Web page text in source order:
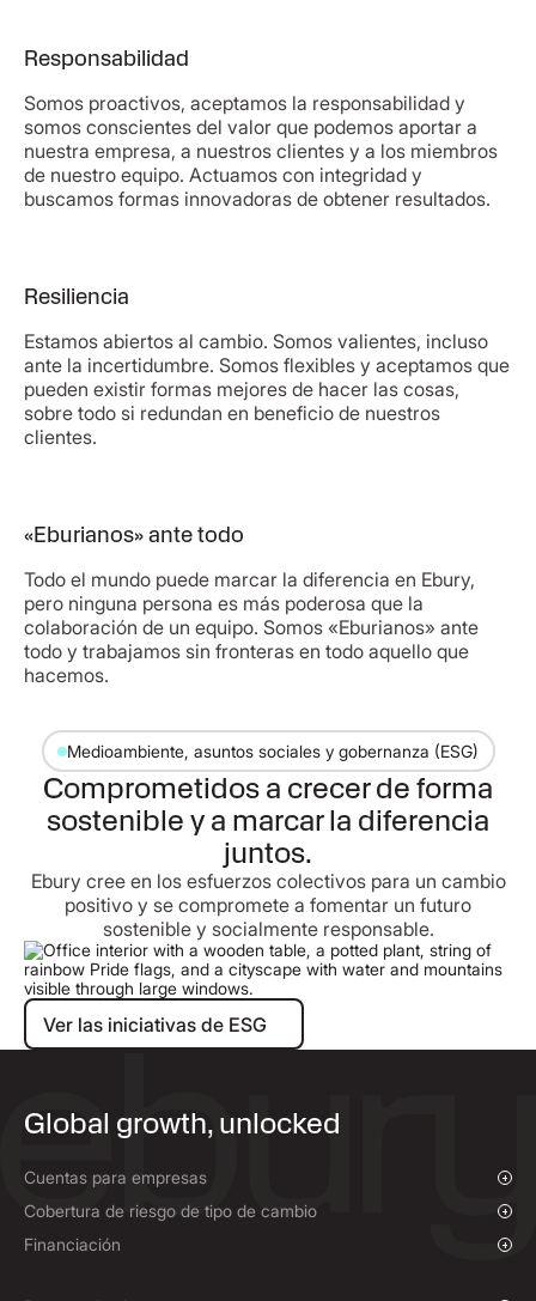
Responsabilidad
Somos proactivos, aceptamos la responsabilidad y
somos conscientes del valor que podemos aportar a
nuestra empresa, a nuestros clientes y a los miembros
de nuestro equipo. Actuamos con integridad y
buscamos formas innovadoras de obtener resultados.
Resiliencia
Estamos abiertos al cambio. Somos valientes, incluso
ante la incertidumbre. Somos flexibles y aceptamos que
pueden existir formas mejores de hacer las cosas,
sobre todo si redundan en beneficio de nuestros
clientes.
«Eburianos» ante todo
Todo el mundo puede marcar la diferencia en Ebury,
pero ninguna persona es más poderosa que la
colaboración de un equipo. Somos «Eburianos» ante
todo y trabajamos sin fronteras en todo aquello que
hacemos.
Medioambiente, asuntos sociales y gobernanza (ESG)
Comprometidos a crecer de forma
sostenible y a marcar la diferencia
juntos.
Ebury cree en los esfuerzos colectivos para un cambio
positivo y se compromete a fomentar un futuro
sostenible y socialmente responsable.
Ver las iniciativas de ESG
Ver las iniciativas de ESG
Global growth, unlocked
Cuentas para empresas
Descripción general
Pagos y cobros
Cobertura de riesgo de tipo de cambio
Descripción general
Financiación